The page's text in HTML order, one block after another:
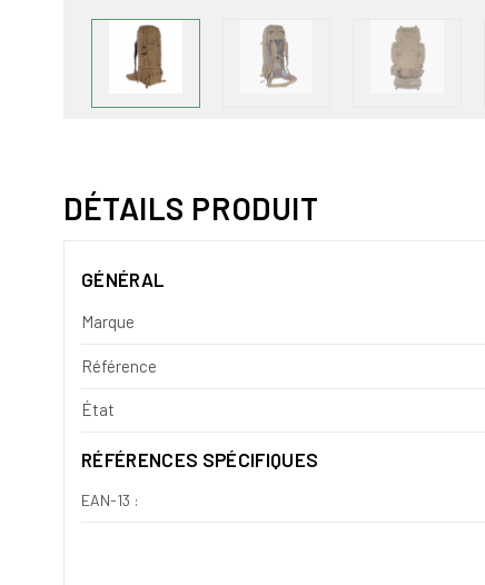
DÉTAILS PRODUIT
GÉNÉRAL
Marque
Référence
État
RÉFÉRENCES SPÉCIFIQUES
EAN-13 :